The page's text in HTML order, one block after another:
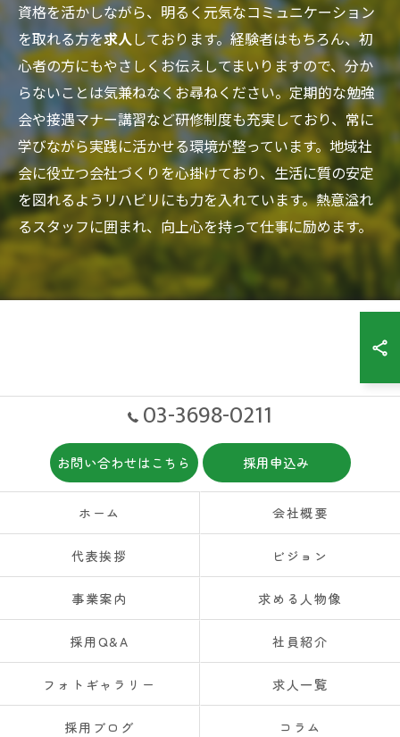
資格を活かしながら、明るく元気なコミュニケーション
を取れる方を求人しております。経験者はもちろん、初
心者の方にもやさしくお伝えしてまいりますので、分か
らないことは気兼ねなくお尋ねください。定期的な勉強
会や接遇マナー講習など研修制度も充実しており、常に
学びながら実践に活かせる環境が整っています。地域社
会に役立つ会社づくりを心掛けており、生活に質の安定
を図れるようリハビリにも力を入れています。熱意溢れ
るスタッフに囲まれ、向上心を持って仕事に励めます。
03-3698-0211
お問い合わせはこちら 採用申込み
ホーム 会社概要
代表挨拶 ビジョン
事業案内 求める人物像
採用Q&A 社員紹介
フォトギャラリー 求人一覧
採用ブログ コラム